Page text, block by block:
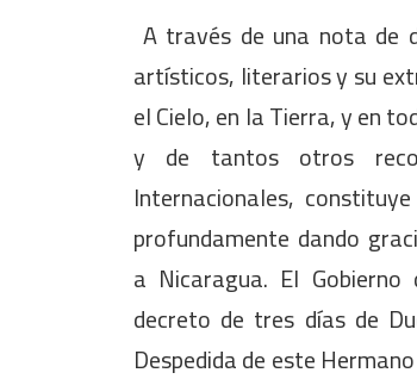
A través de una nota de
artísticos, literarios y su
el Cielo, en la Tierra, y en
y de tantos otros
Internacionales,
profundamente dando
a Nicaragua. El
decreto de tres días de
Despedida de este